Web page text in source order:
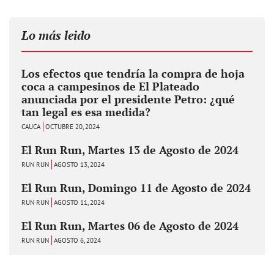
Lo más leido
Los efectos que tendría la compra de hoja
coca a campesinos de El Plateado
anunciada por el presidente Petro: ¿qué
tan legal es esa medida?
CAUCA OCTUBRE 20, 2024
El Run Run, Martes 13 de Agosto de 2024
RUN RUN AGOSTO 13, 2024
El Run Run, Domingo 11 de Agosto de 2024
RUN RUN AGOSTO 11, 2024
El Run Run, Martes 06 de Agosto de 2024
RUN RUN AGOSTO 6, 2024